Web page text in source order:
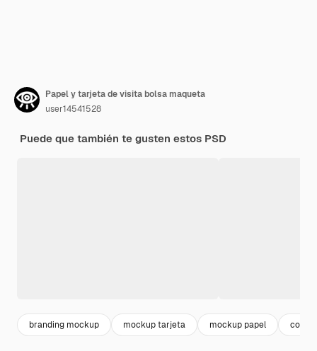
Papel y tarjeta de visita bolsa maqueta
user14541528
Puede que también te gusten estos PSD
branding mockup mockup tarjeta mockup papel